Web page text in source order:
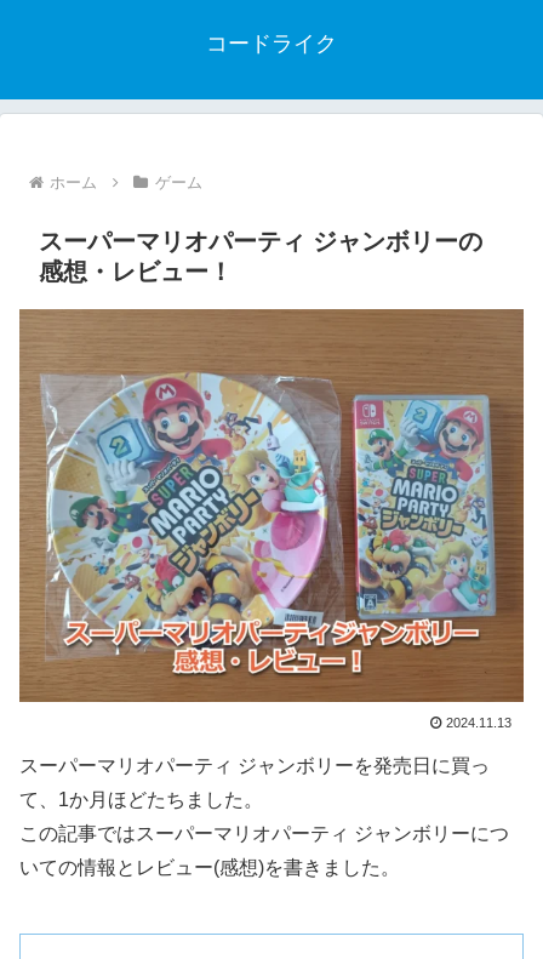
コードライク
ホーム ゲーム
スーパーマリオパーティ ジャンボリーの
感想・レビュー！
2024.11.13
スーパーマリオパーティ ジャンボリーを発売日に買っ
て、1か月ほどたちました。
この記事ではスーパーマリオパーティ ジャンボリーにつ
いての情報とレビュー(感想)を書きました。